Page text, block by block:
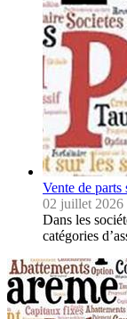
Vente de
02 juillet 2026
Dans les
catégories